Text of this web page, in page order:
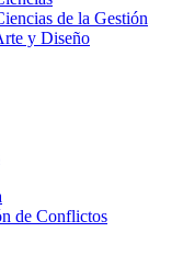
de la Gestión
y Diseño
de Conflictos